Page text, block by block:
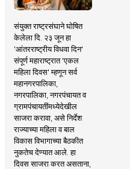
संयुक्त राष्ट्रसंघाने घोषित
केलेला दि. २३ जून हा
'आंतरराष्ट्रीय विधवा दिन'
संपूर्ण महाराष्ट्रात 'एकल
महिला दिवस' म्हणून सर्व
महानगरपालिका,
नगरपालिका, नगरपंचायत व
ग्रामपंचायतींमध्येदेखील
साजरा करावा, असे निर्देश
राज्याच्या महिला व बाल
विकास विभागाच्या बैठकीत
नुकतेच देण्यात आले. हा
दिवस साजरा करत असताना,